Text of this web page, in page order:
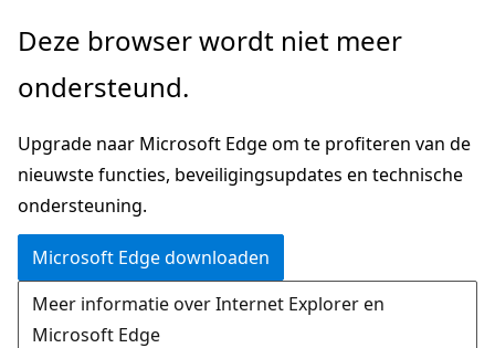
Naar
gaan
Deze browser wordt niet meer
ondersteund.
Upgrade naar Microsoft Edge om te profiteren van de
nieuwste functies, beveiligingsupdates en technische
ondersteuning.
Microsoft Edge downloaden
Meer informatie over Internet Explorer en
Microsoft Edge